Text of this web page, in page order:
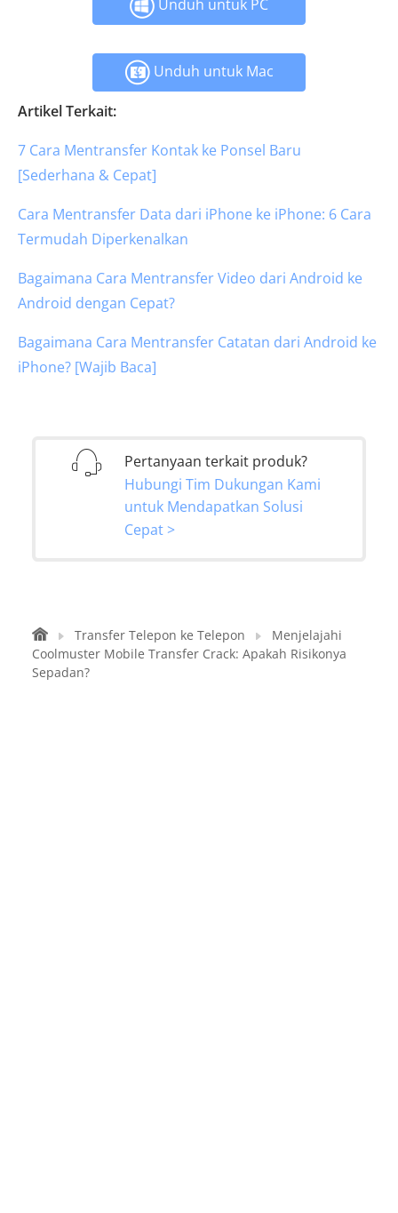
Unduh untuk PC
Unduh untuk Mac
Artikel Terkait:
7 Cara Mentransfer Kontak ke Ponsel Baru
[Sederhana & Cepat]
Cara Mentransfer Data dari iPhone ke iPhone: 6 Cara
Termudah Diperkenalkan
Bagaimana Cara Mentransfer Video dari Android ke
Android dengan Cepat?
Bagaimana Cara Mentransfer Catatan dari Android ke
iPhone? [Wajib Baca]
Pertanyaan terkait produk?
Hubungi Tim Dukungan Kami
untuk Mendapatkan Solusi
Cepat >
Transfer Telepon ke Telepon
Menjelajahi
Coolmuster Mobile Transfer Crack: Apakah Risikonya
Sepadan?